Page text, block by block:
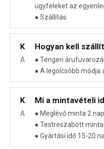
ügyfeleket az
● Szállítás.
K Hogyan kell
A
● Tengeri
● A legolcsóbb módja
K Mi a mintavételi
A
● Meglévő minta 2
● Testreszabott minta
● Gyártási idő 15-20